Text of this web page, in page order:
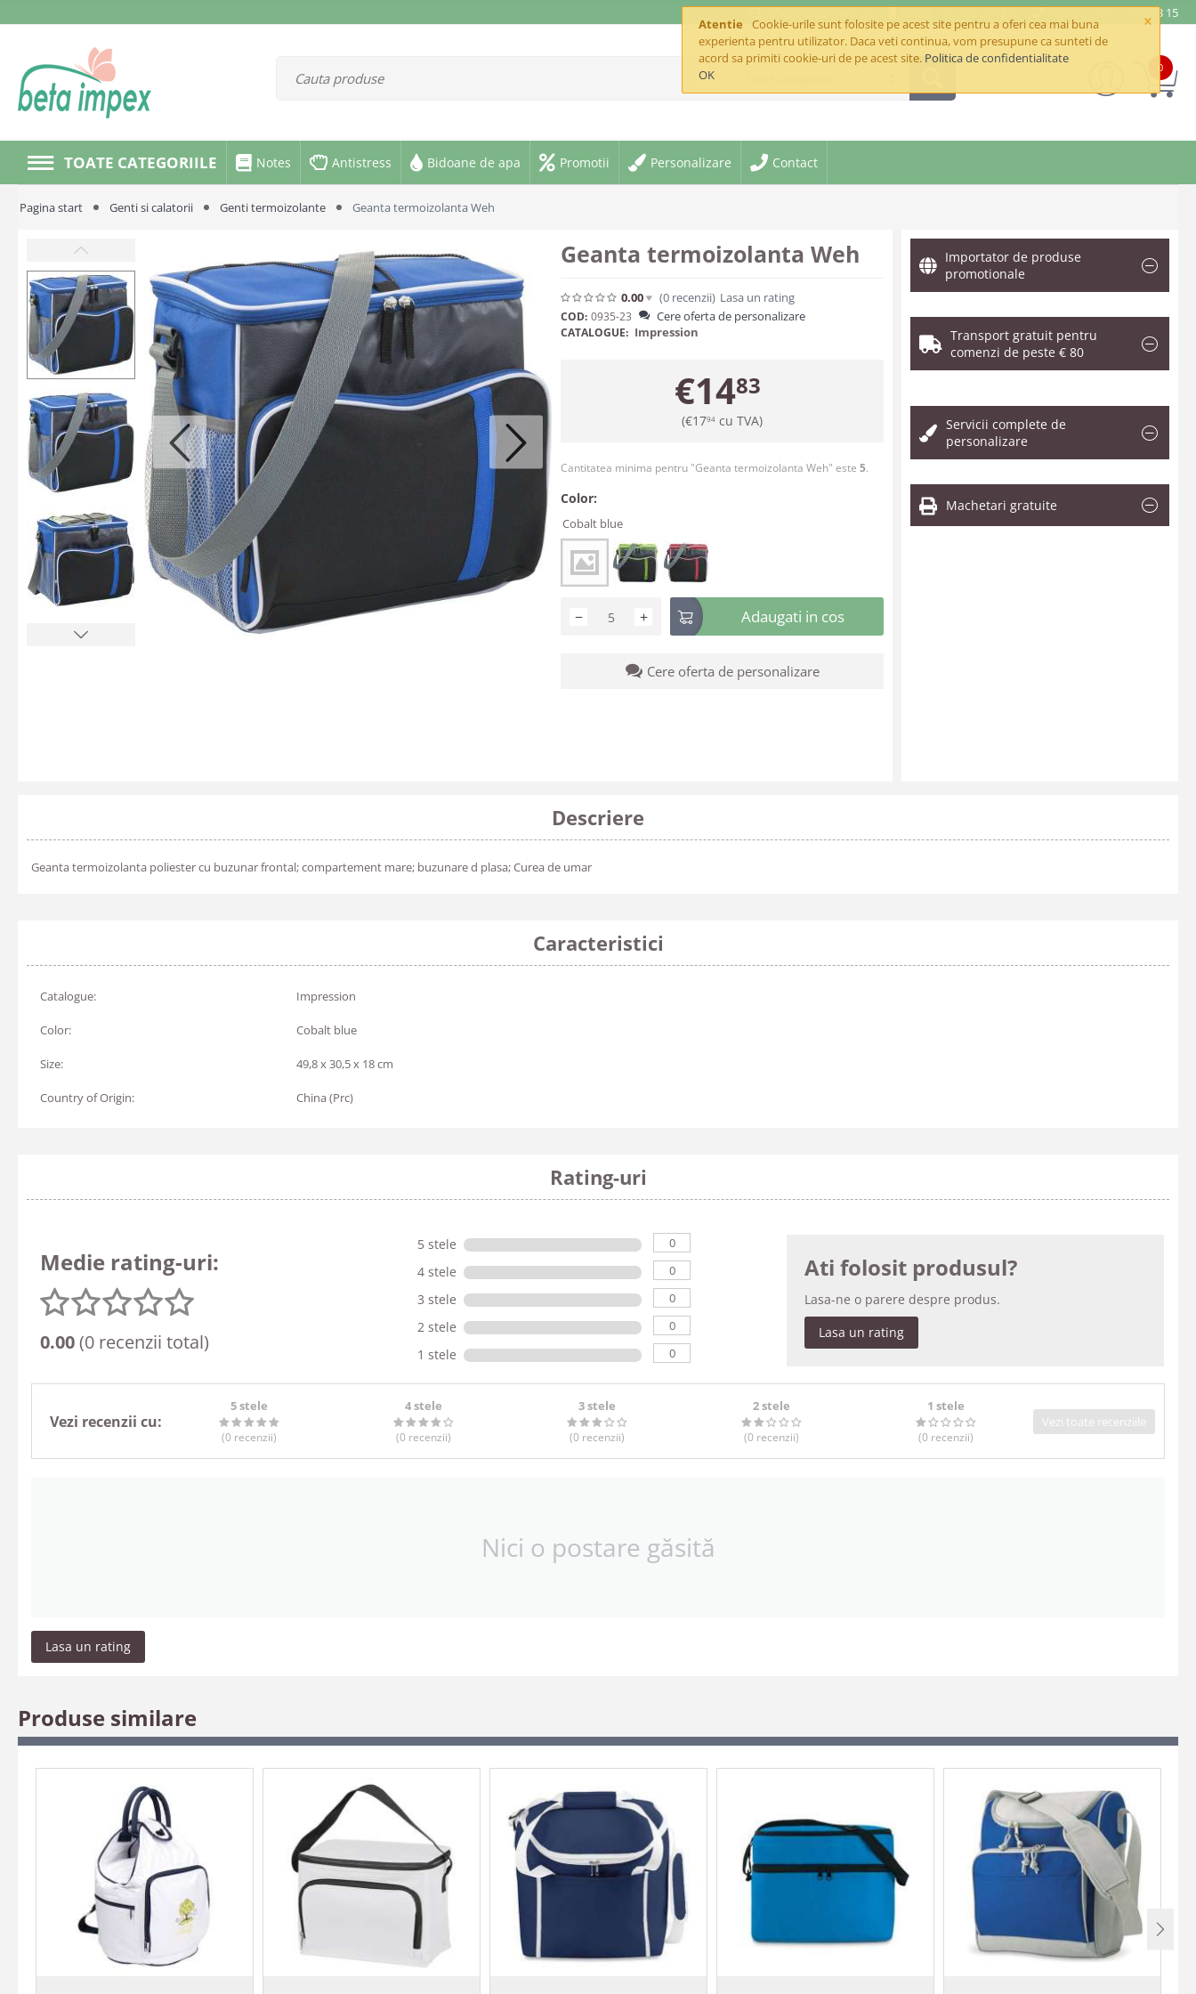
×
Atentie
Cookie-urile sunt folosite pe acest site pentru a oferi cea mai buna
experienta pentru utilizator. Daca veti continua, vom presupune ca sunteti de
acord sa primiti cookie-uri de pe acest site. Politica de confidentialitate
OK
office@betaimpex.ro Mobil: +40 722 287 335 Telefon: +40 21 320 03 15
0
TOATE CATEGORIILE Notes Antistress Bidoane de apa Promotii Personalizare Contact
Pagina start Genti si calatorii Genti termoizolante Geanta termoizolanta Weh
Geanta termoizolanta Weh
0.00 (0 recenzii) Lasa un rating
COD: 0935-23 Cere oferta de personalizare
CATALOGUE: Impression
€1483
(€1794 cu TVA)
Cantitatea minima pentru "Geanta termoizolanta Weh" este 5.
Color:
Cobalt blue
+
− Adaugati in cos
Cere oferta de personalizare
Importator de produse
promotionale
Transport gratuit pentru
comenzi de peste € 80
Servicii complete de
personalizare
Machetari gratuite
Descriere
Geanta termoizolanta poliester cu buzunar frontal; compartement mare; buzunare d plasa; Curea de umar
Caracteristici
Catalogue: Impression
Color: Cobalt blue
Size: 49,8 x 30,5 x 18 cm
Country of Origin: China (Prc)
Rating-uri
Medie rating-uri:
0.00(0 recenzii total)
5 stele 0
4 stele 0
3 stele 0
2 stele 0
1 stele 0
Ati folosit produsul?
Lasa-ne o parere despre produs.
Lasa un rating
Vezi recenzii cu:
5 stele
(0 recenzii)
4 stele
(0 recenzii)
3 stele
(0 recenzii)
2 stele
(0 recenzii)
1 stele
(0 recenzii)
Vezi toate recenziile
Nici o postare găsită
Lasa un rating
Produse similare